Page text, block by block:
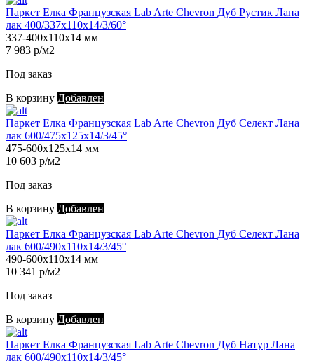
Паркет Елка Французская Lab Arte Chevron Дуб Рустик Лана
лак 400/337х110х14/3/60°
337-400х110х14 мм
7 983 р/м2
Под заказ
В корзину Добавлен
Паркет Елка Французская Lab Arte Chevron Дуб Селект Лана
лак 600/475х125х14/3/45°
475-600х125х14 мм
10 603 р/м2
Под заказ
В корзину Добавлен
Паркет Елка Французская Lab Arte Chevron Дуб Селект Лана
лак 600/490х110х14/3/45°
490-600х110х14 мм
10 341 р/м2
Под заказ
В корзину Добавлен
Паркет Елка Французская Lab Arte Chevron Дуб Натур Лана
лак 600/490х110х14/3/45°